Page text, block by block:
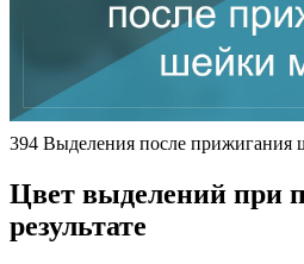
394 Выделения после прижигания
Цвет выделений при
результате